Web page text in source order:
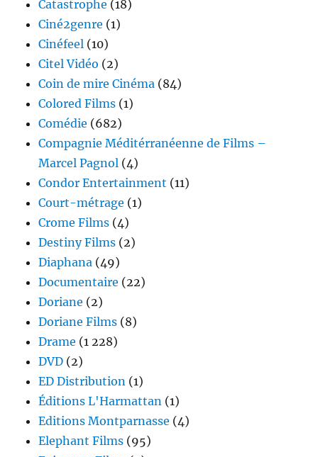
Catastrophe (18)
Ciné2genre (1)
Cinéfeel (10)
Citel Vidéo (2)
Coin de mire Cinéma (84)
Colored Films (1)
Comédie (682)
Compagnie Méditérranéenne de Films –
Marcel Pagnol (4)
Condor Entertainment (11)
Court-métrage (1)
Crome Films (4)
Destiny Films (2)
Diaphana (49)
Documentaire (22)
Doriane (2)
Doriane Films (8)
Drame (1 228)
DVD (2)
ED Distribution (1)
Éditions L'Harmattan (1)
Editions Montparnasse (4)
Elephant Films (95)